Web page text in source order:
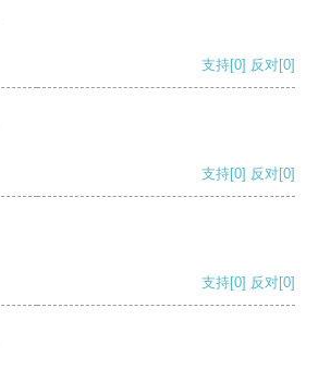
支持[0] 反对[0]
支持[0] 反对[0]
支持[0] 反对[0]